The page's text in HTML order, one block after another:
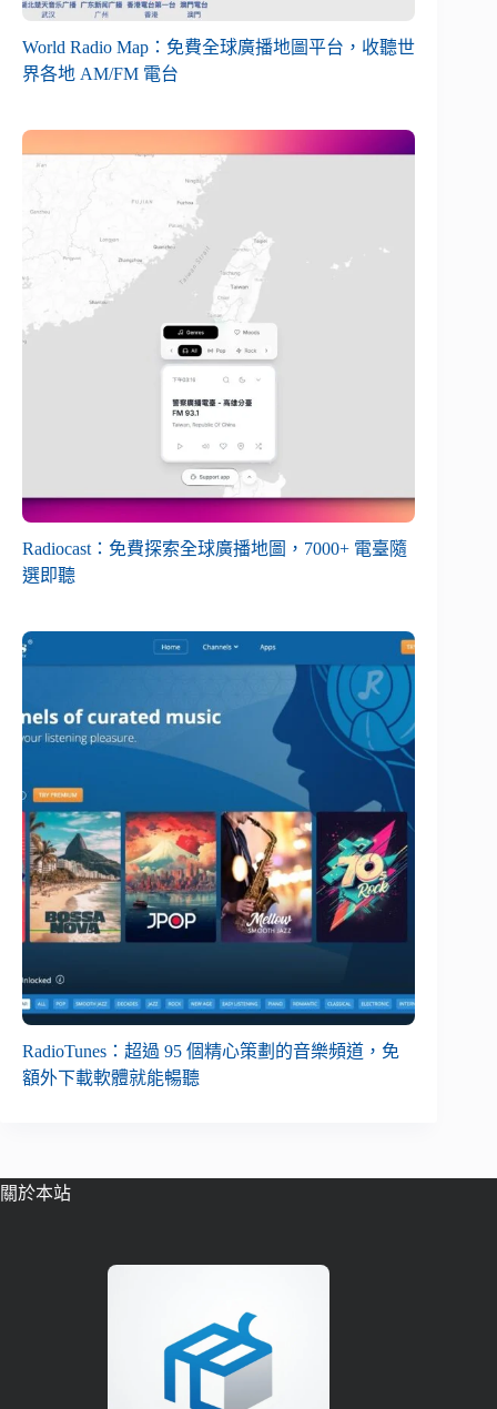
World Radio Map：免費全球廣播地圖平台，收聽世
界各地 AM/FM 電台
Radiocast：免費探索全球廣播地圖，7000+ 電臺隨
選即聽
RadioTunes：超過 95 個精心策劃的音樂頻道，免
額外下載軟體就能暢聽
關於本站